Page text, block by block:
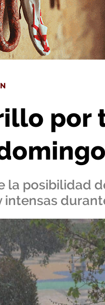
por tormentas en La
por
la posibilidad
intensas